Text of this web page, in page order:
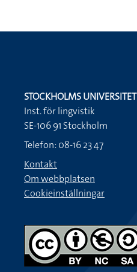
STOCKHOLMS UNIVERSITET
Inst. för lingvistik
SE-106 91 Stockholm
Telefon: 08-16 23 47
Kontakt
Om webbplatsen
Cookieinställningar